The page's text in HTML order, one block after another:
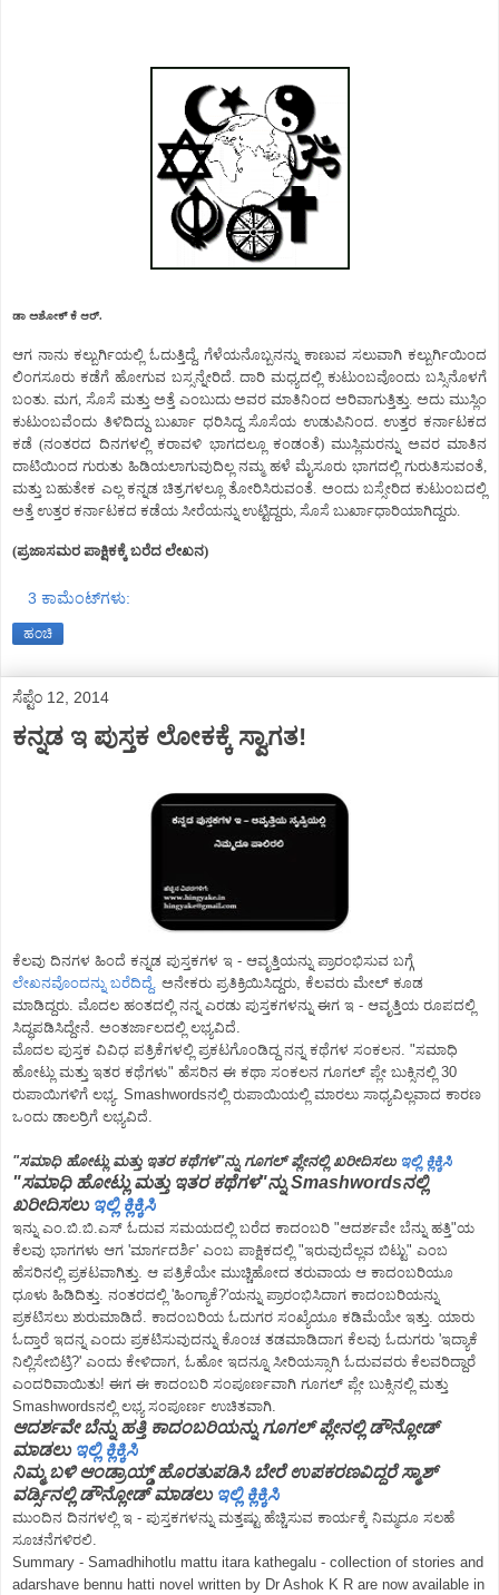
ಡಾ ಅಶೋಕ್ ಕೆ ಆರ್.
ಆಗ ನಾನು ಕಲ್ಬುರ್ಗಿಯಲ್ಲಿ ಓದುತ್ತಿದ್ದೆ. ಗೆಳೆಯನೊಬ್ಬನನ್ನು ಕಾಣುವ ಸಲುವಾಗಿ ಕಲ್ಬುರ್ಗಿಯಿಂದ
ಲಿಂಗಸೂರು ಕಡೆಗೆ ಹೋಗುವ ಬಸ್ಸನ್ನೇರಿದೆ. ದಾರಿ ಮಧ್ಯದಲ್ಲಿ ಕುಟುಂಬವೊಂದು ಬಸ್ಸಿನೊಳಗೆ
ಬಂತು. ಮಗ, ಸೊಸೆ ಮತ್ತು ಅತ್ತೆ ಎಂಬುದು ಅವರ ಮಾತಿನಿಂದ ಅರಿವಾಗುತ್ತಿತ್ತು. ಅದು ಮುಸ್ಲಿಂ
ಕುಟುಂಬವೆಂದು ತಿಳಿದಿದ್ದು ಬುರ್ಖಾ ಧರಿಸಿದ್ದ ಸೊಸೆಯ ಉಡುಪಿನಿಂದ. ಉತ್ತರ ಕರ್ನಾಟಕದ
ಕಡೆ (ನಂತರದ ದಿನಗಳಲ್ಲಿ ಕರಾವಳಿ ಭಾಗದಲ್ಲೂ ಕಂಡಂತೆ) ಮುಸ್ಲಿಮರನ್ನು ಅವರ ಮಾತಿನ
ದಾಟಿಯಿಂದ ಗುರುತು ಹಿಡಿಯಲಾಗುವುದಿಲ್ಲ ನಮ್ಮ ಹಳೆ ಮೈಸೂರು ಭಾಗದಲ್ಲಿ ಗುರುತಿಸುವಂತೆ,
ಮತ್ತು ಬಹುತೇಕ ಎಲ್ಲ ಕನ್ನಡ ಚಿತ್ರಗಳಲ್ಲೂ ತೋರಿಸಿರುವಂತೆ. ಅಂದು ಬಸ್ಸೇರಿದ ಕುಟುಂಬದಲ್ಲಿ
ಅತ್ತೆ ಉತ್ತರ ಕರ್ನಾಟಕದ ಕಡೆಯ ಸೀರೆಯನ್ನು ಉಟ್ಟಿದ್ದರು, ಸೊಸೆ ಬುರ್ಖಾಧಾರಿಯಾಗಿದ್ದರು.
(ಪ್ರಜಾಸಮರ ಪಾಕ್ಷಿಕಕ್ಕೆ ಬರೆದ ಲೇಖನ)
3 ಕಾಮೆಂಟ್‌ಗಳು:
ಹಂಚಿ
ಸೆಪ್ಟೆಂ 12, 2014
ಕನ್ನಡ ಇ ಪುಸ್ತಕ ಲೋಕಕ್ಕೆ ಸ್ವಾಗತ!
ಕೆಲವು ದಿನಗಳ ಹಿಂದೆ ಕನ್ನಡ ಪುಸ್ತಕಗಳ ಇ - ಆವೃತ್ತಿಯನ್ನು ಪ್ರಾರಂಭಿಸುವ ಬಗ್ಗೆ
ಲೇಖನವೊಂದನ್ನು ಬರೆದಿದ್ದೆ. ಅನೇಕರು ಪ್ರತಿಕ್ರಿಯಿಸಿದ್ದರು, ಕೆಲವರು ಮೇಲ್ ಕೂಡ
ಮಾಡಿದ್ದರು. ಮೊದಲ ಹಂತದಲ್ಲಿ ನನ್ನ ಎರಡು ಪುಸ್ತಕಗಳನ್ನು ಈಗ ಇ - ಆವೃತ್ತಿಯ ರೂಪದಲ್ಲಿ
ಸಿದ್ಧಪಡಿಸಿದ್ದೇನೆ. ಅಂತರ್ಜಾಲದಲ್ಲಿ ಲಭ್ಯವಿದೆ.
ಮೊದಲ ಪುಸ್ತಕ ವಿವಿಧ ಪತ್ರಿಕೆಗಳಲ್ಲಿ ಪ್ರಕಟಗೊಂಡಿದ್ದ ನನ್ನ ಕಥೆಗಳ ಸಂಕಲನ. "ಸಮಾಧಿ
ಹೋಟ್ಲು ಮತ್ತು ಇತರ ಕಥೆಗಳು" ಹೆಸರಿನ ಈ ಕಥಾ ಸಂಕಲನ ಗೂಗಲ್ ಪ್ಲೇ ಬುಕ್ಸಿನಲ್ಲಿ 30
ರುಪಾಯಿಗಳಿಗೆ ಲಭ್ಯ. Smashwordsನಲ್ಲಿ ರುಪಾಯಿಯಲ್ಲಿ ಮಾರಲು ಸಾಧ್ಯವಿಲ್ಲವಾದ ಕಾರಣ
ಒಂದು ಡಾಲರ್ರಿಗೆ ಲಭ್ಯವಿದೆ.
"ಸಮಾಧಿ ಹೋಟ್ಲು ಮತ್ತು ಇತರ ಕಥೆಗಳ"ನ್ನು ಗೂಗಲ್ ಪ್ಲೇನಲ್ಲಿ ಖರೀದಿಸಲುಇಲ್ಲಿ ಕ್ಲಿಕ್ಕಿಸಿ
"ಸಮಾಧಿ ಹೋಟ್ಲು ಮತ್ತು ಇತರ ಕಥೆಗಳ"ನ್ನು Smashwordsನಲ್ಲಿ
ಖರೀದಿಸಲು ಇಲ್ಲಿ ಕ್ಲಿಕ್ಕಿಸಿ
ಇನ್ನು ಎಂ.ಬಿ.ಬಿ.ಎಸ್ ಓದುವ ಸಮಯದಲ್ಲಿ ಬರೆದ ಕಾದಂಬರಿ "ಆದರ್ಶವೇ ಬೆನ್ನು ಹತ್ತಿ"ಯ
ಕೆಲವು ಭಾಗಗಳು ಆಗ 'ಮಾರ್ಗದರ್ಶಿ' ಎಂಬ ಪಾಕ್ಷಿಕದಲ್ಲಿ "ಇರುವುದೆಲ್ಲವ ಬಿಟ್ಟು" ಎಂಬ
ಹೆಸರಿನಲ್ಲಿ ಪ್ರಕಟವಾಗಿತ್ತು. ಆ ಪತ್ರಿಕೆಯೇ ಮುಚ್ಚಿಹೋದ ತರುವಾಯ ಆ ಕಾದಂಬರಿಯೂ
ಧೂಳು ಹಿಡಿದಿತ್ತು. ನಂತರದಲ್ಲಿ 'ಹಿಂಗ್ಯಾಕೆ?'ಯನ್ನು ಪ್ರಾರಂಭಿಸಿದಾಗ ಕಾದಂಬರಿಯನ್ನು
ಪ್ರಕಟಿಸಲು ಶುರುಮಾಡಿದೆ. ಕಾದಂಬರಿಯ ಓದುಗರ ಸಂಖ್ಯೆಯೂ ಕಡಿಮೆಯೇ ಇತ್ತು. ಯಾರು
ಓದ್ತಾರೆ ಇದನ್ನ ಎಂದು ಪ್ರಕಟಿಸುವುದನ್ನು ಕೊಂಚ ತಡಮಾಡಿದಾಗ ಕೆಲವು ಓದುಗರು 'ಇದ್ಯಾಕೆ
ನಿಲ್ಲಿಸೇಬಿಟ್ರಿ?' ಎಂದು ಕೇಳಿದಾಗ, ಓಹೋ ಇದನ್ನೂ ಸೀರಿಯಸ್ಸಾಗಿ ಓದುವವರು ಕೆಲವರಿದ್ದಾರೆ
ಎಂದರಿವಾಯಿತು! ಈಗ ಈ ಕಾದಂಬರಿ ಸಂಪೂರ್ಣವಾಗಿ ಗೂಗಲ್ ಪ್ಲೇ ಬುಕ್ಸಿನಲ್ಲಿ ಮತ್ತು
Smashwordsನಲ್ಲಿ ಲಭ್ಯ ಸಂಪೂರ್ಣ ಉಚಿತವಾಗಿ.
ಆದರ್ಶವೇ ಬೆನ್ನು ಹತ್ತಿ ಕಾದಂಬರಿಯನ್ನು ಗೂಗಲ್ ಪ್ಲೇನಲ್ಲಿ ಡೌನ್ಲೋಡ್
ಮಾಡಲು ಇಲ್ಲಿ ಕ್ಲಿಕ್ಕಿಸಿ
ನಿಮ್ಮ ಬಳಿ ಆಂಡ್ರಾಯ್ಡ್ ಹೊರತುಪಡಿಸಿ ಬೇರೆ ಉಪಕರಣವಿದ್ದರೆ ಸ್ಮಾಶ್
ವರ್ಡ್ಸಿನಲ್ಲಿ ಡೌನ್ಲೋಡ್ ಮಾಡಲು ಇಲ್ಲಿ ಕ್ಲಿಕ್ಕಿಸಿ
ಮುಂದಿನ ದಿನಗಳಲ್ಲಿ ಇ - ಪುಸ್ತಕಗಳನ್ನು ಮತ್ತಷ್ಟು ಹೆಚ್ಚಿಸುವ ಕಾರ್ಯಕ್ಕೆ ನಿಮ್ಮದೂ ಸಲಹೆ
ಸೂಚನೆಗಳಿರಲಿ.
Summary - Samadhihotlu mattu itara kathegalu - collection of stories and
adarshave bennu hatti novel written by Dr Ashok K R are now available in